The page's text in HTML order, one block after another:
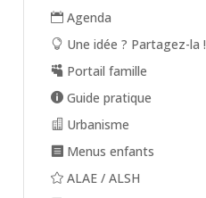
Agenda
Une idée ? Partagez-la !
Portail famille
Guide pratique
Urbanisme
Menus enfants
ALAE / ALSH